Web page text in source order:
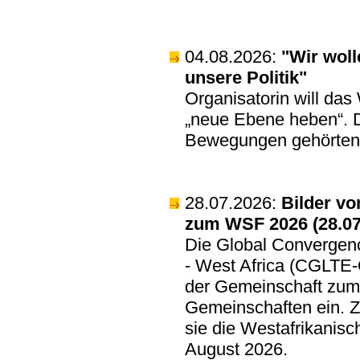
04.08.2026: "Wir
unsere Politik"
Organisatorin will das
„neue Ebene heben“.
Bewegungen
28.07.2026: Bilder
zum WSF 2026
Die Global
- West Africa
der Gemeinschaft
Gemeinschaften ein.
sie die
August 2026.